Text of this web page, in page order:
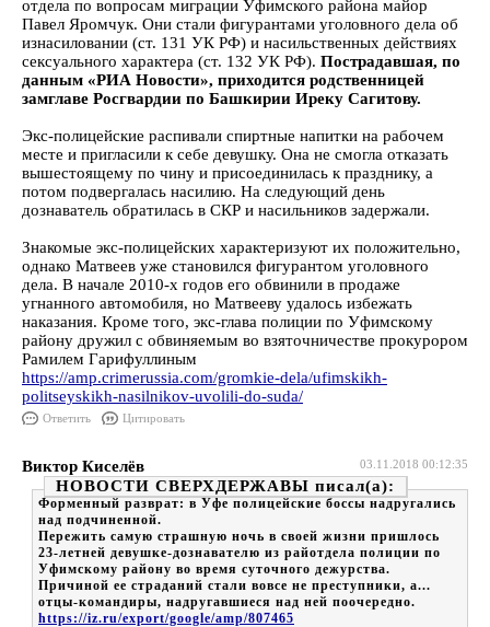
отдела по вопросам миграции Уфимского района майор
Павел Яромчук. Они стали фигурантами уголовного дела об
изнасиловании (ст. 131 УК РФ) и насильственных действиях
сексуального характера (ст. 132 УК РФ). Пострадавшая, по
данным «РИА Новости», приходится родственницей
замглаве Росгвардии по Башкирии Иреку Сагитову.
Экс-полицейские распивали спиртные напитки на рабочем
месте и пригласили к себе девушку. Она не смогла отказать
вышестоящему по чину и присоединилась к празднику, а
потом подвергалась насилию. На следующий день
дознаватель обратилась в СКР и насильников задержали.
Знакомые экс-полицейских характеризуют их положительно,
однако Матвеев уже становился фигурантом уголовного
дела. В начале 2010-х годов его обвинили в продаже
угнанного автомобиля, но Матвееву удалось избежать
наказания. Кроме того, экс-глава полиции по Уфимскому
району дружил с обвиняемым во взяточничестве прокурором
Рамилем Гарифуллиным
https://amp.crimerussia.com/gromkie-dela/ufimskikh-
politseyskikh-nasilnikov-uvolili-do-suda/
Ответить Цитировать
03.11.2018 00:12:35
Виктор Киселёв
НОВОСТИ СВЕРХДЕРЖАВЫ
Форменный разврат: в Уфе полицейские боссы надругались
над подчиненной.
Пережить самую страшную ночь в своей жизни пришлось
23-летней девушке-дознавателю из райотдела полиции по
Уфимскому району во время суточного дежурства.
Причиной ее страданий стали вовсе не преступники, а...
отцы-командиры, надругавшиеся над ней поочередно.
https://iz.ru/export/google/amp/807465